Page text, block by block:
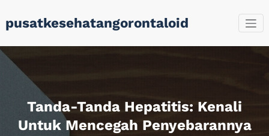
to
content
pusatkesehatangorontaloid
Tanda-Tanda Hepatitis: Kenali
Untuk Mencegah Penyebarannya